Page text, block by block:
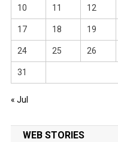
10 11 12
17 18 19
24 25 26
31
« Jul
WEB STORIES